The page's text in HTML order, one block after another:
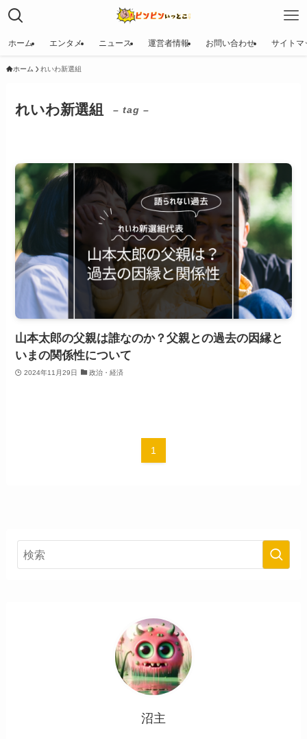
ホーム エンタメ ニュース 運営者情報 お問い合わせ サイトマ
ホーム れいわ新選組
れいわ新選組 – tag –
山本太郎の父親は誰なのか？父親との過去の因縁と
いまの関係性について
2024年11月29日 政治・経済
1
沼主